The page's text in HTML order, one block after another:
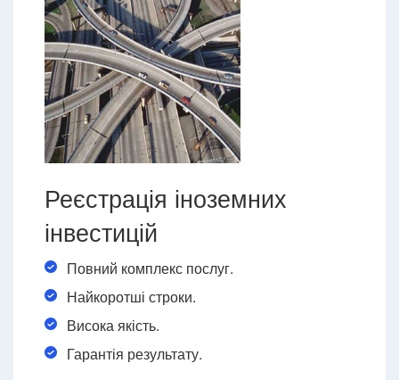
Реєстрація іноземних
інвестицій
Повний комплекс послуг.
Найкоротші строки.
Висока якість.
Гарантія результату.